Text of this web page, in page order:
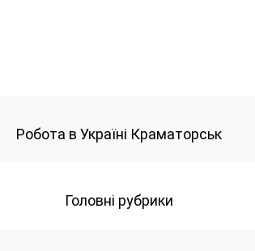
Робота в Україні Краматорськ
Головні рубрики